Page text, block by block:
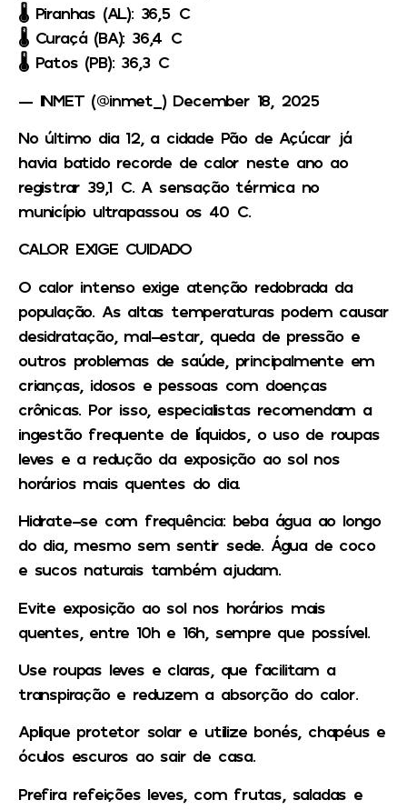
🌡 Piranhas (AL): 36,5°C
🌡 Curaçá (BA): 36,4°C
🌡 Patos (PB): 36,3°C
— INMET (@inmet_) December 18, 2025
No último dia 12, a cidade Pão de Açúcar já
havia batido recorde de calor neste ano ao
registrar 39,1°C. A sensação térmica no
município ultrapassou os 40°C.
CALOR EXIGE CUIDADO
O calor intenso exige atenção redobrada da
população. As altas temperaturas podem causar
desidratação, mal-estar, queda de pressão e
outros problemas de saúde, principalmente em
crianças, idosos e pessoas com doenças
crônicas. Por isso, especialistas recomendam a
ingestão frequente de líquidos, o uso de roupas
leves e a redução da exposição ao sol nos
horários mais quentes do dia.
Hidrate-se com frequência: beba água ao longo
do dia, mesmo sem sentir sede. Água de coco
e sucos naturais também ajudam.
Evite exposição ao sol nos horários mais
quentes, entre 10h e 16h, sempre que possível.
Use roupas leves e claras, que facilitam a
transpiração e reduzem a absorção do calor.
Aplique protetor solar e utilize bonés, chapéus e
óculos escuros ao sair de casa.
Prefira refeições leves, com frutas, saladas e